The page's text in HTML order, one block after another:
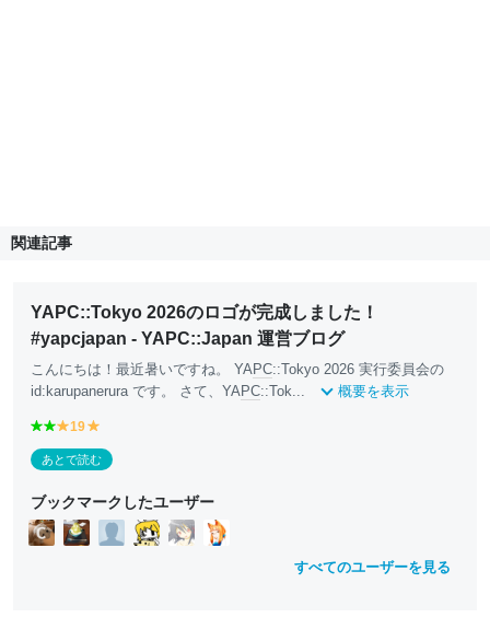
関連記事
YAPC::Tokyo 2026のロゴが完成しました！
#yapcjapan - YAPC::Japan 運営ブログ
こんにちは！最近暑いですね。 YAPC::Tokyo 2026 実行委員会の
id:karupanerura です。 さて、YAPC::Tok... 概要を表示
g
r
e
n
g
r
e
e
n
y
e
ll
w
19
e
ll
w
あとで読む
ブックマークしたユーザー
すべてのユーザーを見る